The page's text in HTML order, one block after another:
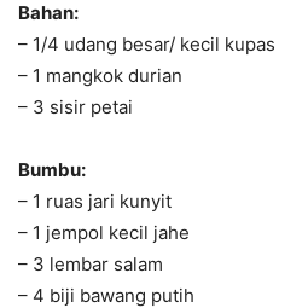
Bahan:
– 1/4 udang besar/ kecil kupas
– 1 mangkok durian
– 3 sisir petai
Bumbu:
– 1 ruas jari kunyit
– 1 jempol kecil jahe
– 3 lembar salam
– 4 biji bawang putih